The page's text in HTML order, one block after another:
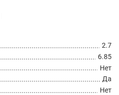
2.7
6.85
Нет
Да
Нет